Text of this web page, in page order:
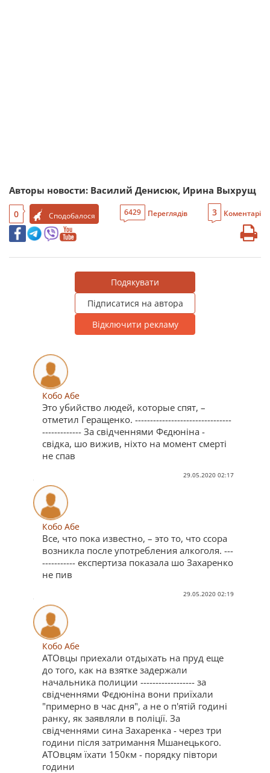
Авторы новости: Василий Денисюк, Ирина Выхрущ
0 Сподобалося 6429 Переглядів 3 Коментарі
Подякувати
Підписатися на автора
Відключити рекламу
Кобо Абе
Это убийство людей, которые спят, –
отметил Геращенко. --------------------------------
------------- За свідченнями Фєдюніна -
свідка, шо вижив, ніхто на момент смерті
не спав
29.05.2020 02:17
Кобо Абе
Все, что пока известно, – это то, что ссора
возникла после употребления алкоголя. ---
----------- експертиза показала шо Захаренко
не пив
29.05.2020 02:19
Кобо Абе
АТОвцы приехали отдыхать на пруд еще
до того, как на взятке задержали
начальника полиции ------------------ за
свідченнями Фєдюніна вони приїхали
"примерно в час дня", а не о п'ятій годині
ранку, як заявляли в поліції. За
свідченнями сина Захаренка - через три
години після затримання Мшанецького.
АТОвцям їхати 150км - порядку півтори
години